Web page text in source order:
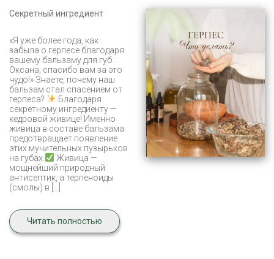
Секретный ингредиент
«Я уже более года, как
забыла о герпесе благодаря
вашему бальзаму для губ.
Оксана, спасибо вам за это
чудо!» Знаете, почему наш
бальзам стал спасением от
герпеса?
Благодаря
секретному ингредиенту —
кедровой живице! Именно
живица в составе бальзама
предотвращает появление
этих мучительных пузырьков
на губах.
Живица —
мощнейший природный
антисептик, а терпеноиды
(смолы) в […]
Читать полностью